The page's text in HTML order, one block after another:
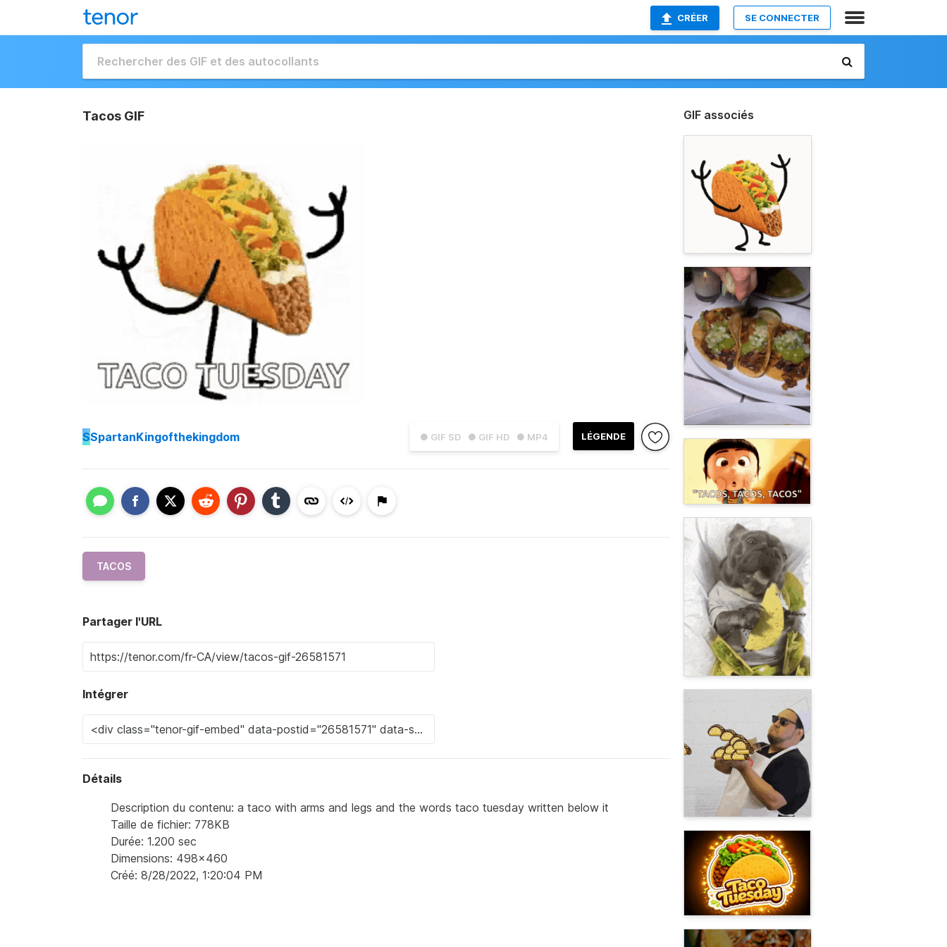
CRÉER SE CONNECTER
Tacos GIF
● GIF SD ● GIF HD ● MP4 LÉGENDE
SSpartanKingofthekingdom
TACOS
Partager l'URL
Intégrer
Détails
Description du contenu: a taco with arms and legs and the words taco tuesday written below it
Taille de fichier: 778KB
Durée: 1.200 sec
Dimensions: 498x460
Créé: 8/28/2022, 1:20:04 PM
GIF associés